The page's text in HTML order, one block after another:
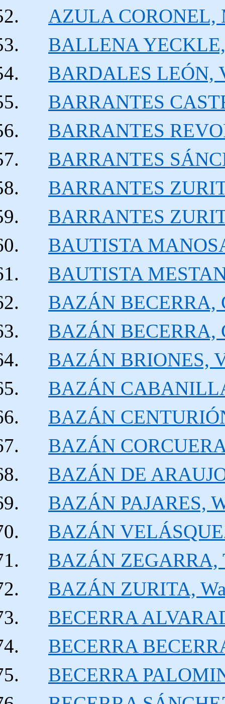
AZULA CORONEL,
BALLENA YECKLE,
BARDALES LEÓN,
BARRANTES
BARRANTES
BARRANTES
BARRANTES
BARRANTES
BAUTISTA
BAUTISTA
BAZÁN BECERRA,
BAZÁN BECERRA,
BAZÁN BRIONES,
BAZÁN
BAZÁN
BAZÁN
BAZÁN DE
BAZÁN PAJARES,
BAZÁN
BAZÁN ZEGARRA,
BAZÁN ZURITA,
BECERRA
BECERRA
BECERRA